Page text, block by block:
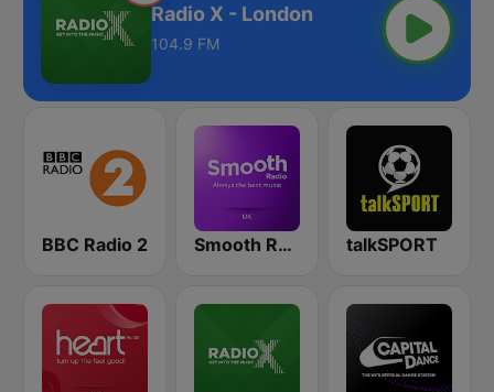
Radio X - London
104.9 FM
BBC Radio 2 Smooth Radio UK talkSPORT